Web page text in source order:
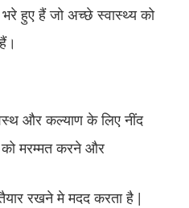
हुए हैं जो अच्छे स्वास्थ्य को
और कल्याण के लिए नींद
मरम्मत करने और
रखने मे मदद करता है |